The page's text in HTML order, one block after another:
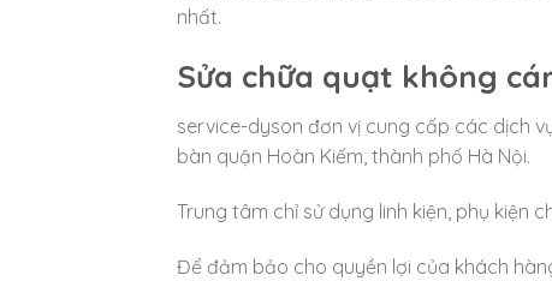
nhất.
Sửa chữa quạt không
service-dyson đơn vị cung cấp các dịch
bàn quận Hoàn Kiếm, thành phố Hà Nội.
Trung tâm chỉ sử dụng linh kiện, phụ
Để đảm bảo cho quyền lợi của khách